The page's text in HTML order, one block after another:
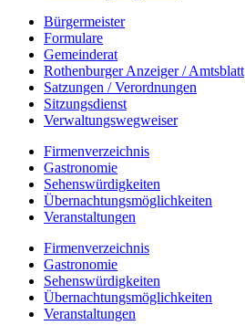
Bürgermeister
Formulare
Gemeinderat
Rothenburger Anzeiger / Amtsblatt
Satzungen / Verordnungen
Sitzungsdienst
Verwaltungswegweiser
Firmenverzeichnis
Gastronomie
Sehenswürdigkeiten
Übernachtungsmöglichkeiten
Veranstaltungen
Firmenverzeichnis
Gastronomie
Sehenswürdigkeiten
Übernachtungsmöglichkeiten
Veranstaltungen